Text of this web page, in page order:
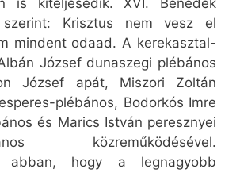
is kiteljesedik. XVI. Benedek
Krisztus nem vesz el
mindent odaad. A kerekasztal-
József dunaszegi plébános
József apát, Miszori Zoltán
plébános, Bodorkós Imre
és Marics István peresznyei
közreműködésével.
abban, hogy a legnagyobb